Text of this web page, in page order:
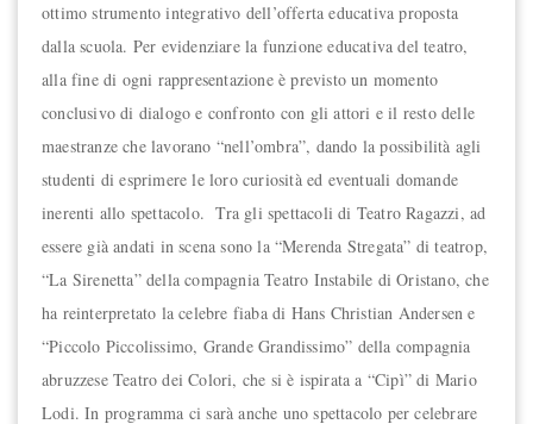
ottimo strumento integrativo dell’offerta educativa proposta
dalla scuola. Per evidenziare la funzione educativa del teatro,
alla fine di ogni rappresentazione è previsto un momento
conclusivo di dialogo e confronto con gli attori e il resto delle
maestranze che lavorano “nell’ombra”, dando la possibilità agli
studenti di esprimere le loro curiosità ed eventuali domande
inerenti allo spettacolo. Tra gli spettacoli di Teatro Ragazzi, ad
essere già andati in scena sono la “Merenda Stregata” di teatrop,
“La Sirenetta” della compagnia Teatro Instabile di Oristano, che
ha reinterpretato la celebre fiaba di Hans Christian Andersen e
“Piccolo Piccolissimo, Grande Grandissimo” della compagnia
abruzzese Teatro dei Colori, che si è ispirata a “Cipì” di Mario
Lodi. In programma ci sarà anche uno spettacolo per celebrare